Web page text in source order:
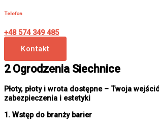
Telefon
+48 574 349 485
Kontakt
2 Ogrodzenia Siechnice
Płoty, płoty i wrota dostępne – Twoja
zabezpieczenia i estetyki
1. Wstęp do branży barier